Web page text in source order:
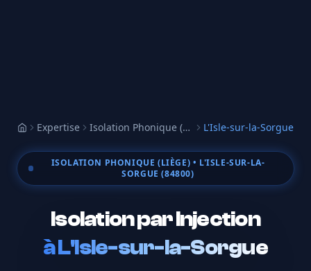
AccueilExpertise Isolation Phonique (Liège) L'Isle-sur-la-Sorgue
ISOLATION PHONIQUE (LIÈGE) • L'ISLE-SUR-LA-
SORGUE (84800)
Isolation par Injection
àL'Isle-sur-la-Sorgue